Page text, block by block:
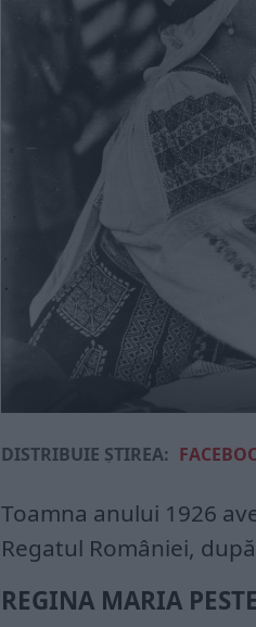
DISTRIBUIE ȘTIREA:
Toamna anului 1926
Regatul României,
REGINA MARIA